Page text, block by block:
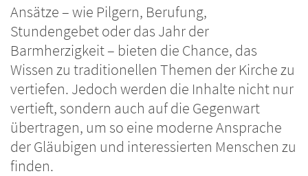
Ansätze – wie Pilgern, Berufung,
Stundengebet oder das Jahr der
Barmherzigkeit – bieten die Chance, das
Wissen zu traditionellen Themen der Kirche zu
vertiefen. Jedoch werden die Inhalte nicht nur
vertieft, sondern auch auf die Gegenwart
übertragen, um so eine moderne Ansprache
der Gläubigen und interessierten Menschen zu
finden.